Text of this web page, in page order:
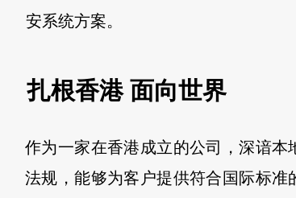
安系统方案。
扎根香港 面向世界
作为一家在香港成立的公司，深谙本
法规，能够为客户提供符合国际标准